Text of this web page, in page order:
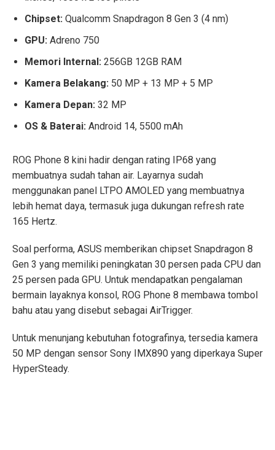
Chipset: Qualcomm Snapdragon 8 Gen 3 (4 nm)
GPU: Adreno 750
Memori Internal: 256GB 12GB RAM
Kamera Belakang: 50 MP + 13 MP + 5 MP
Kamera Depan: 32 MP
OS & Baterai: Android 14, 5500 mAh
ROG Phone 8 kini hadir dengan rating IP68 yang
membuatnya sudah tahan air. Layarnya sudah
menggunakan panel LTPO AMOLED yang membuatnya
lebih hemat daya, termasuk juga dukungan refresh rate
165 Hertz.
Soal performa, ASUS memberikan chipset Snapdragon 8
Gen 3 yang memiliki peningkatan 30 persen pada CPU dan
25 persen pada GPU. Untuk mendapatkan pengalaman
bermain layaknya konsol, ROG Phone 8 membawa tombol
bahu atau yang disebut sebagai AirTrigger.
Untuk menunjang kebutuhan fotografinya, tersedia kamera
50 MP dengan sensor Sony IMX890 yang diperkaya Super
HyperSteady.